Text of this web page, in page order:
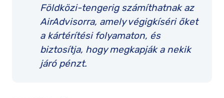
Földközi-tengerig számíthatnak az
AirAdvisorra, amely végigkíséri őket
a kártérítési folyamaton, és
biztosítja, hogy megkapják a nekik
járó pénzt.